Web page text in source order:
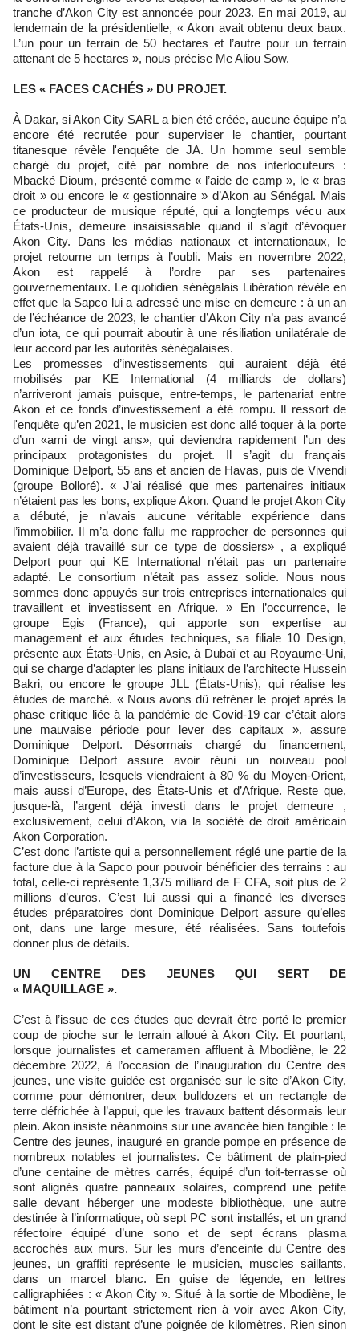
tranche d’Akon City est annoncée pour 2023. En mai 2019, au
lendemain de la présidentielle, « Akon avait obtenu deux baux.
L’un pour un terrain de 50 hectares et l’autre pour un terrain
attenant de 5 hectares », nous précise Me Aliou Sow.
LES « FACES CACHÉS » DU PROJET.
À Dakar, si Akon City SARL a bien été créée, aucune équipe n’a
encore été recrutée pour superviser le chantier, pourtant
titanesque révèle l'enquête de JA. Un homme seul semble
chargé du projet, cité par nombre de nos interlocuteurs :
Mbacké Dioum, présenté comme « l’aide de camp », le « bras
droit » ou encore le « gestionnaire » d’Akon au Sénégal. Mais
ce producteur de musique réputé, qui a longtemps vécu aux
États-Unis, demeure insaisissable quand il s’agit d’évoquer
Akon City. Dans les médias nationaux et internationaux, le
projet retourne un temps à l’oubli. Mais en novembre 2022,
Akon est rappelé à l’ordre par ses partenaires
gouvernementaux. Le quotidien sénégalais Libération révèle en
effet que la Sapco lui a adressé une mise en demeure : à un an
de l’échéance de 2023, le chantier d’Akon City n’a pas avancé
d’un iota, ce qui pourrait aboutir à une résiliation unilatérale de
leur accord par les autorités sénégalaises.
Les promesses d’investissements qui auraient déjà été
mobilisés par KE International (4 milliards de dollars)
n’arriveront jamais puisque, entre-temps, le partenariat entre
Akon et ce fonds d’investissement a été rompu. Il ressort de
l'enquête qu’en 2021, le musicien est donc allé toquer à la porte
d’un «ami de vingt ans», qui deviendra rapidement l’un des
principaux protagonistes du projet. Il s’agit du français
Dominique Delport, 55 ans et ancien de Havas, puis de Vivendi
(groupe Bolloré). « J’ai réalisé que mes partenaires initiaux
n’étaient pas les bons, explique Akon. Quand le projet Akon City
a débuté, je n’avais aucune véritable expérience dans
l’immobilier. Il m’a donc fallu me rapprocher de personnes qui
avaient déjà travaillé sur ce type de dossiers» , a expliqué
Delport pour qui KE International n’était pas un partenaire
adapté. Le consortium n’était pas assez solide. Nous nous
sommes donc appuyés sur trois entreprises internationales qui
travaillent et investissent en Afrique. » En l’occurrence, le
groupe Egis (France), qui apporte son expertise au
management et aux études techniques, sa filiale 10 Design,
présente aux États-Unis, en Asie, à Dubaï et au Royaume-Uni,
qui se charge d’adapter les plans initiaux de l’architecte Hussein
Bakri, ou encore le groupe JLL (États-Unis), qui réalise les
études de marché. « Nous avons dû refréner le projet après la
phase critique liée à la pandémie de Covid-19 car c’était alors
une mauvaise période pour lever des capitaux », assure
Dominique Delport. Désormais chargé du financement,
Dominique Delport assure avoir réuni un nouveau pool
d’investisseurs, lesquels viendraient à 80 % du Moyen-Orient,
mais aussi d’Europe, des États-Unis et d’Afrique. Reste que,
jusque-là, l’argent déjà investi dans le projet demeure ,
exclusivement, celui d’Akon, via la société de droit américain
Akon Corporation.
C’est donc l’artiste qui a personnellement réglé une partie de la
facture due à la Sapco pour pouvoir bénéficier des terrains : au
total, celle-ci représente 1,375 milliard de F CFA, soit plus de 2
millions d’euros. C’est lui aussi qui a financé les diverses
études préparatoires dont Dominique Delport assure qu’elles
ont, dans une large mesure, été réalisées. Sans toutefois
donner plus de détails.
UN CENTRE DES JEUNES QUI SERT DE
« MAQUILLAGE ».
C’est à l’issue de ces études que devrait être porté le premier
coup de pioche sur le terrain alloué à Akon City. Et pourtant,
lorsque journalistes et cameramen affluent à Mbodiène, le 22
décembre 2022, à l’occasion de l’inauguration du Centre des
jeunes, une visite guidée est organisée sur le site d’Akon City,
comme pour démontrer, deux bulldozers et un rectangle de
terre défrichée à l’appui, que les travaux battent désormais leur
plein. Akon insiste néanmoins sur une avancée bien tangible : le
Centre des jeunes, inauguré en grande pompe en présence de
nombreux notables et journalistes. Ce bâtiment de plain-pied
d’une centaine de mètres carrés, équipé d’un toit-terrasse où
sont alignés quatre panneaux solaires, comprend une petite
salle devant héberger une modeste bibliothèque, une autre
destinée à l’informatique, où sept PC sont installés, et un grand
réfectoire équipé d’une sono et de sept écrans plasma
accrochés aux murs. Sur les murs d’enceinte du Centre des
jeunes, un graffiti représente le musicien, muscles saillants,
dans un marcel blanc. En guise de légende, en lettres
calligraphiées : « Akon City ». Situé à la sortie de Mbodiène, le
bâtiment n’a pourtant strictement rien à voir avec Akon City,
dont le site est distant d’une poignée de kilomètres. Rien sinon